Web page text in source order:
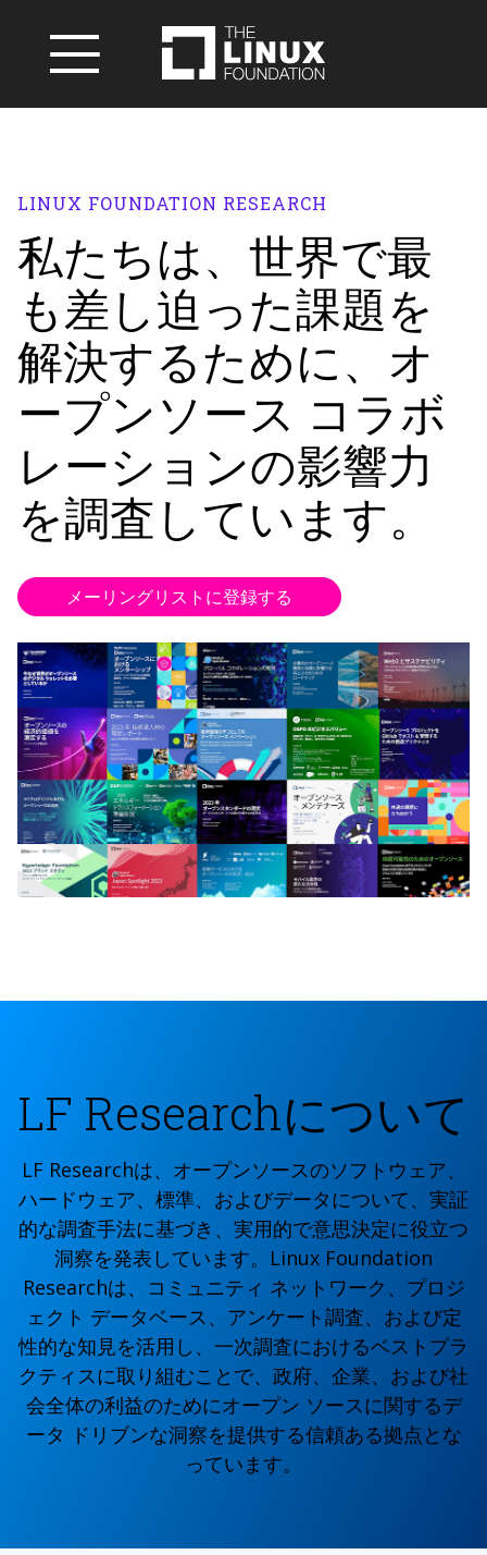
LINUX FOUNDATION RESEARCH
私たちは、世界で最
も差し迫った課題を
解決するために、オ
ープンソース コラボ
レーションの影響力
を調査しています。
メーリングリストに登録する
LF Researchについて
LF Researchは、オープンソースのソフトウェア、
ハードウェア、標準、およびデータについて、実証
的な調査手法に基づき、実用的で意思決定に役立つ
洞察を発表しています。Linux Foundation
Researchは、コミュニティ ネットワーク、プロジ
ェクト データベース、アンケート調査、および定
性的な知見を活用し、一次調査におけるベストプラ
クティスに取り組むことで、政府、企業、および社
会全体の利益のためにオープン ソースに関するデ
ータ ドリブンな洞察を提供する信頼ある拠点とな
っています。